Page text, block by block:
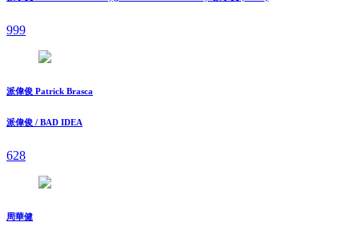
999
派偉俊 Patrick Brasca
派偉俊 / BAD IDEA
628
周華健